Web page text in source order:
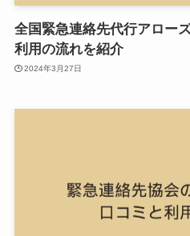
全国緊急連絡先代行アロー
利用の流れを紹介
2024年3月27日